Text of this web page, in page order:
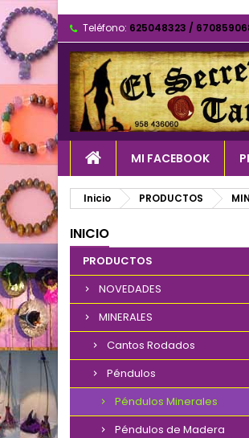
Teléfono: 625048323 /
MI FACEBOOK
Inicio PRODUCTOS
INICIO
PRODUCTOS
NOVEDADES
MINERALES
Cantos Rodados
Péndulos
Péndulos Minerales
Péndulos de Madera